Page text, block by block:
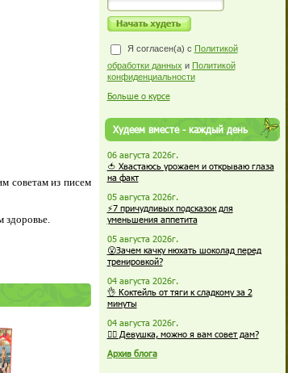
советам из писем
здоровье.
Я согласен(а) с Политикой
обработки данных и Политикой
конфиденциальности
Больше о курсе
Худеем вместе - каждый день
06 августа 2026г.
🍅 Хвастаюсь урожаем и открываю глаза
на факт
05 августа 2026г.
⚡7 причудливых подсказок для
уменьшения аппетита
05 августа 2026г.
😮Зачем качку нюхать шоколад перед
тренировкой?
04 августа 2026г.
👌 Коктейль от тяги к сладкому за 2
минуты
04 августа 2026г.
🏋️‍♀️ Девушка, можно я вам совет дам?
Архив блога